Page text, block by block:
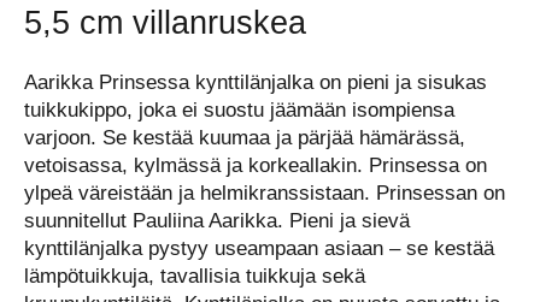
5,5 cm villanruskea
Aarikka Prinsessa kynttilänjalka on pieni ja sisukas
tuikkukippo, joka ei suostu jäämään isompiensa
varjoon. Se kestää kuumaa ja pärjää hämärässä,
vetoisassa, kylmässä ja korkeallakin. Prinsessa on
ylpeä väreistään ja helmikranssistaan. Prinsessan on
suunnitellut Pauliina Aarikka. Pieni ja sievä
kynttilänjalka pystyy useampaan asiaan – se kestää
lämpötuikkuja, tavallisia tuikkuja sekä